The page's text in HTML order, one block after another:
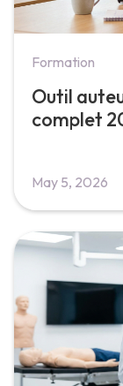
Formation
Outil
complet
May 5, 2026